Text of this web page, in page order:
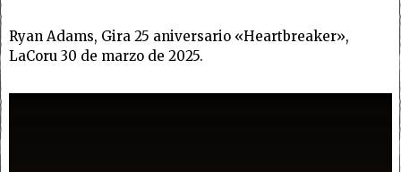
Ryan Adams, Gira 25 aniversario «Heartbreaker»,
LaCoru 30 de marzo de 2025.